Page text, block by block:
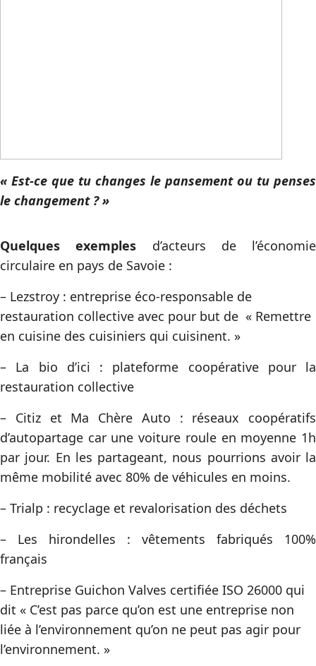
« Est-ce que tu changes le pansement ou tu penses
le changement ? »
Quelques exemples d’acteurs de l’économie
circulaire en pays de Savoie :
– Lezstroy : entreprise éco-responsable de
restauration collective avec pour but de « Remettre
en cuisine des cuisiniers qui cuisinent. »
– La bio d’ici : plateforme coopérative pour la
restauration collective
– Citiz et Ma Chère Auto : réseaux coopératifs
d’autopartage car une voiture roule en moyenne 1h
par jour. En les partageant, nous pourrions avoir la
même mobilité avec 80% de véhicules en moins.
– Trialp : recyclage et revalorisation des déchets
– Les hirondelles : vêtements fabriqués 100%
français
– Entreprise Guichon Valves certifiée ISO 26000 qui
dit « C’est pas parce qu’on est une entreprise non
liée à l’environnement qu’on ne peut pas agir pour
l’environnement. »